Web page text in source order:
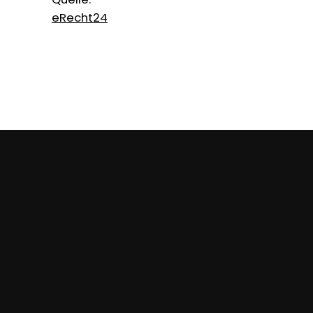
eRecht24